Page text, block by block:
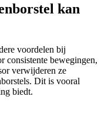
kan
voordelen bij
consistente bewegingen,
verwijderen ze
Dit is vooral
biedt.